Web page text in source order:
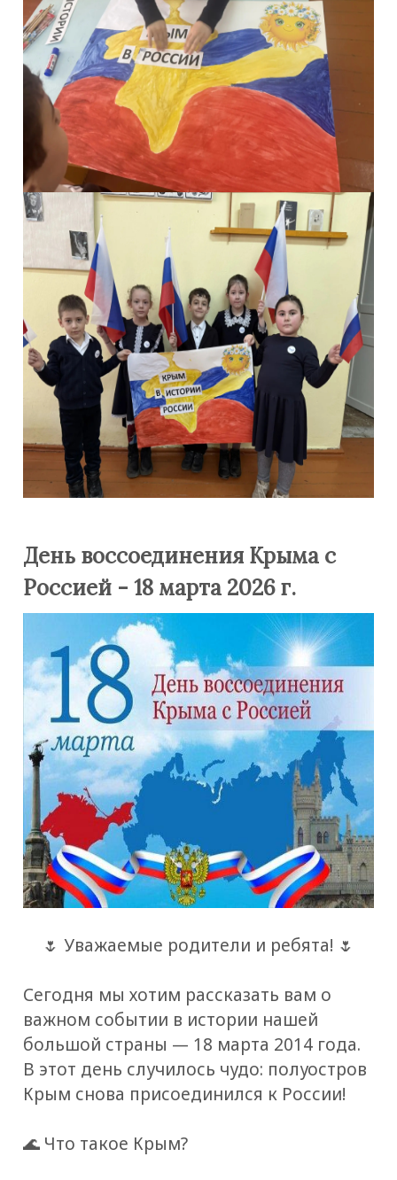
День воссоединения Крыма с
Россией - 18 марта 2026 г.
🌷 Уважаемые родители и ребята! 🌷
Сегодня мы хотим рассказать вам о
важном событии в истории нашей
большой страны — 18 марта 2014 года.
В этот день случилось чудо: полуостров
Крым снова присоединился к России!
🌊 Что такое Крым?